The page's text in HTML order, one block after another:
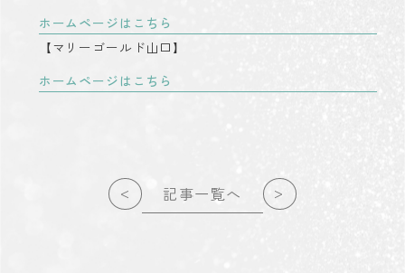
ホームページはこちら
【マリーゴールド山口】
ホームページはこちら
< 記事一覧へ >